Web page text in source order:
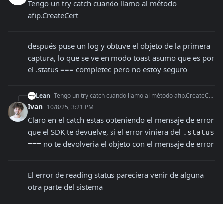
Tengo un try catch cuando llamo al método
afip.CreateCert
después puse un log y obtuve el objeto de la primera
captura, lo que se ve en modo toast asumo que es por
el .status === completed pero no estoy seguro
Lean Tengo un try catch cuando llamo al método afip.CreateCert
Ivan 10/8/25, 3:21 PM
Claro en el catch estas obteniendo el mensaje de error
que el SDK te devuelve, si el error viniera del .status
=== no te devolveria el objeto con el mensaje de error
El error de reading status pareciera venir de alguna
otra parte del sistema